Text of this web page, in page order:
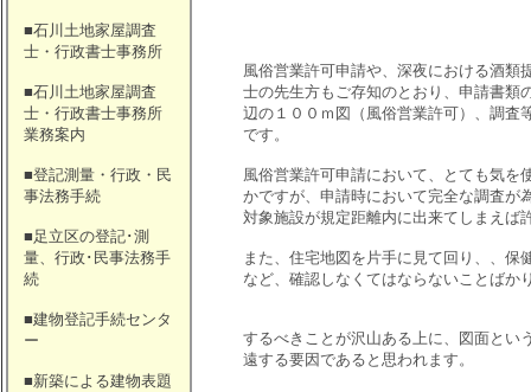
■石川土地家屋調査
士・行政書士事務所
■石川土地家屋調査
士・行政書士事務所
業務案内
■登記測量・行政・民
事法務手続
■足立区の登記･測
量、行政･民事法務手
続
■建物登記手続センタ
ー
■新築による建物表題
風俗営業許可申請や、深夜における酒類
士の先生方もご存知のとおり、申請書類
辺の１００ｍ図（風俗営業許可）、調査
です。
風俗営業許可申請において、とても気を
かですが、申請時において完全な調査が
対象施設が規定距離内に出来てしまえば
また、住宅地図を片手に見て回り、、保
など、確認しなくてはならないことばか
するべきことが沢山ある上に、図面とい
遠する要因であると思われます。